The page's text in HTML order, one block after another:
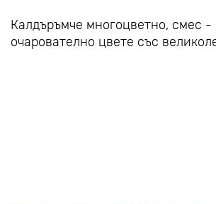
Калдъръмче многоцветно, смес
очарователно цвете със